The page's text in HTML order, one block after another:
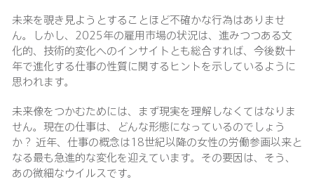
未来を覗き見ようとすることほど不確かな行為はありませ
ん。しかし、2025年の雇用市場の状況は、進みつつある文
化的、技術的変化へのインサイトとも総合すれば、今後数十
年で進化する仕事の性質に関するヒントを示しているように
思われます。
未来像をつかむためには、まず現実を理解しなくてはなりま
せん。現在の仕事は、どんな形態になっているのでしょう
か？ 近年、仕事の概念は18世紀以降の女性の労働参画以来と
なる最も急進的な変化を迎えています。その要因は、そう、
あの微細なウイルスです。